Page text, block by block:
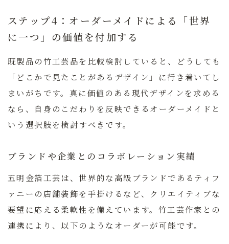
ステップ4：オーダーメイドによる「世界
に一つ」の価値を付加する
既製品の竹工芸品を比較検討していると、どうしても
「どこかで見たことがあるデザイン」に行き着いてし
まいがちです。真に価値のある現代デザインを求める
なら、自身のこだわりを反映できるオーダーメイドと
いう選択肢を検討すべきです。
ブランドや企業とのコラボレーション実績
五明金箔工芸は、世界的な高級ブランドであるティフ
ァニーの店舗装飾を手掛けるなど、クリエイティブな
要望に応える柔軟性を備えています。竹工芸作家との
連携により、以下のようなオーダーが可能です。